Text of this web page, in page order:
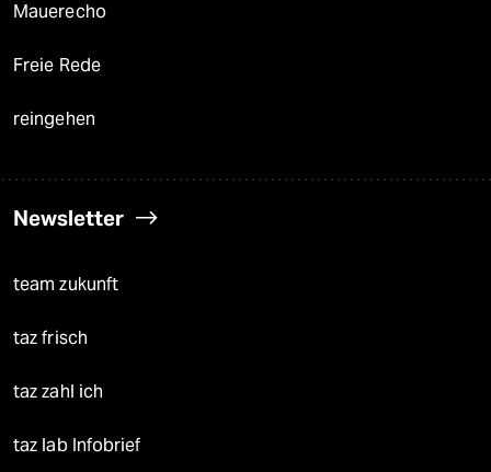
Mauerecho
Freie Rede
reingehen
Newsletter
team zukunft
taz frisch
taz zahl ich
taz lab Infobrief